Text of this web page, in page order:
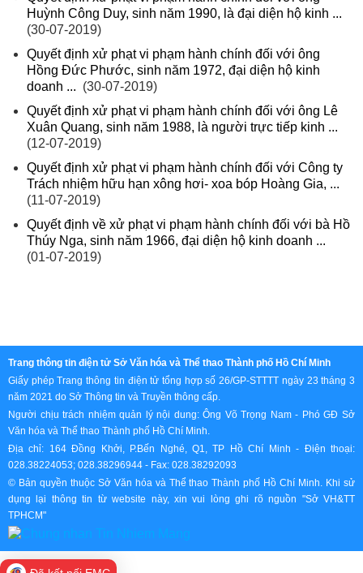
Huỳnh Công Duy, sinh năm 1990, là đại diện hộ kinh ...
(30-07-2019)
Quyết định xử phạt vi phạm hành chính đối với ông
Hồng Đức Phước, sinh năm 1972, đại diện hộ kinh
doanh ... (30-07-2019)
Quyết định xử phạt vi phạm hành chính đối với ông Lê
Xuân Quang, sinh năm 1988, là người trực tiếp kinh ...
(12-07-2019)
Quyết định xử phạt vi phạm hành chính đối với Công ty
Trách nhiệm hữu hạn xông hơi- xoa bóp Hoàng Gia, ...
(11-07-2019)
Quyết định về xử phạt vi phạm hành chính đối với bà Hồ
Thúy Nga, sinh năm 1966, đại diện hộ kinh doanh ...
(01-07-2019)
Trang thông tin điện tử Sở Văn hóa và Thể thao Thành phố Hồ Chí Minh
Giấy phép Trang thông tin điện tử tổng hợp số 26/GP-STTTT ngày 23 tháng 3
năm 2021 do Sở Thông tin và Truyền thông cấp.
Người chịu trách nhiệm quản lý nội dung: Ông Võ Trọng Nam - Phó GĐ Sở
Văn hóa và Thể thao Thành phố Hồ Chí Minh.
Địa chỉ: 164 Đồng Khởi, P.Bến Nghé, Q1, TP Hồ Chí Minh - Điện thoại:
028.38224053; 028.38296944 - Fax: 028.38292093
© Bản quyền thuộc Sở Văn hóa và Thể thao Thành phố Hồ Chí Minh. Khi sử
dụng lại thông tin từ website này, xin vui lòng ghi rõ nguồn "Sở VH&TT
TPHCM"